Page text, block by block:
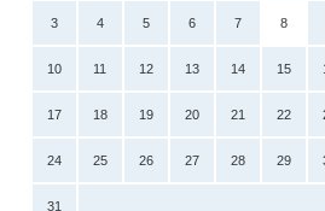
3 4 5 6 7 8
10 11 12 13 14 15
17 18 19 20 21 22
24 25 26 27 28 29
31